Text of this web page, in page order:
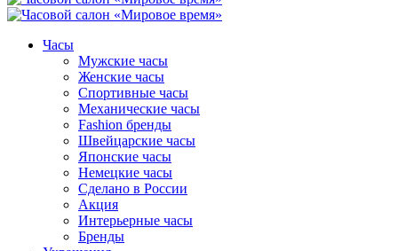
Часы
Мужские часы
Женские часы
Спортивные часы
Механические часы
Fashion бренды
Швейцарские часы
Японские часы
Немецкие часы
Сделано в России
Акция
Интерьерные часы
Бренды